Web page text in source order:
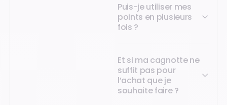
Puis-je utiliser mes
points en plusieurs
fois ?
Et si ma cagnotte ne
suffit pas pour
l’achat que je
souhaite faire ?